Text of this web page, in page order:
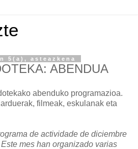
5(a), asteazkena
ABENDUA
abenduko programazioa.
filmeak, eskulanak eta
de actividade de diciembre
mes han organizado varias